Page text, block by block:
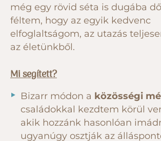
még egy rövid séta is dugába
féltem, hogy az egyik kedvenc
elfoglaltságom, az utazás
az életünkből.
Mi segített?
Bizarr módon a közösségi
családokkal kezdtem körül
akik hozzánk hasonlóan
ugyanúgy osztják az